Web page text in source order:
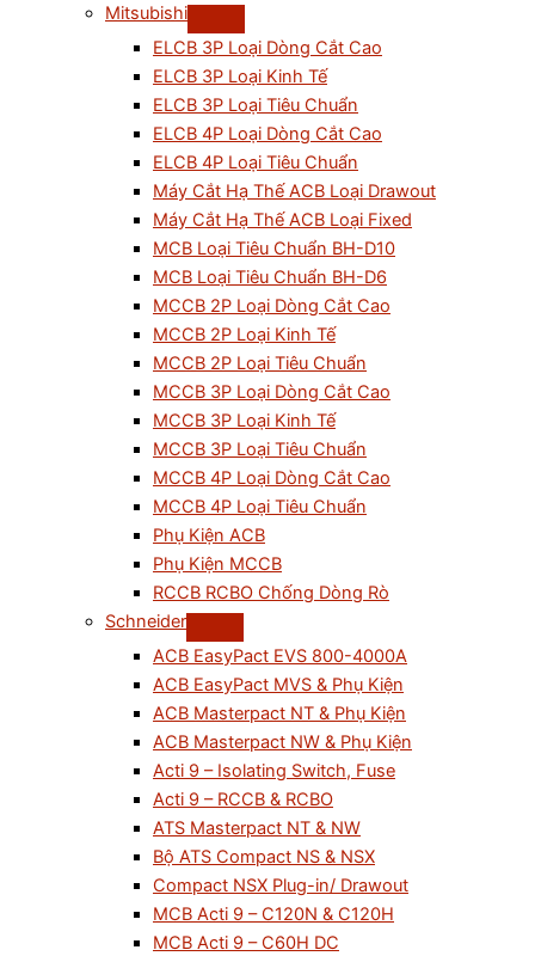
Mitsubishi
ELCB 3P Loại Dòng Cắt Cao
ELCB 3P Loại Kinh Tế
ELCB 3P Loại Tiêu Chuẩn
ELCB 4P Loại Dòng Cắt Cao
ELCB 4P Loại Tiêu Chuẩn
Máy Cắt Hạ Thế ACB Loại Drawout
Máy Cắt Hạ Thế ACB Loại Fixed
MCB Loại Tiêu Chuẩn BH-D10
MCB Loại Tiêu Chuẩn BH-D6
MCCB 2P Loại Dòng Cắt Cao
MCCB 2P Loại Kinh Tế
MCCB 2P Loại Tiêu Chuẩn
MCCB 3P Loại Dòng Cắt Cao
MCCB 3P Loại Kinh Tế
MCCB 3P Loại Tiêu Chuẩn
MCCB 4P Loại Dòng Cắt Cao
MCCB 4P Loại Tiêu Chuẩn
Phụ Kiện ACB
Phụ Kiện MCCB
RCCB RCBO Chống Dòng Rò
Schneider
ACB EasyPact EVS 800-4000A
ACB EasyPact MVS & Phụ Kiện
ACB Masterpact NT & Phụ Kiện
ACB Masterpact NW & Phụ Kiện
Acti 9 – Isolating Switch, Fuse
Acti 9 – RCCB & RCBO
ATS Masterpact NT & NW
Bộ ATS Compact NS & NSX
Compact NSX Plug-in/ Drawout
MCB Acti 9 – C120N & C120H
MCB Acti 9 – C60H DC